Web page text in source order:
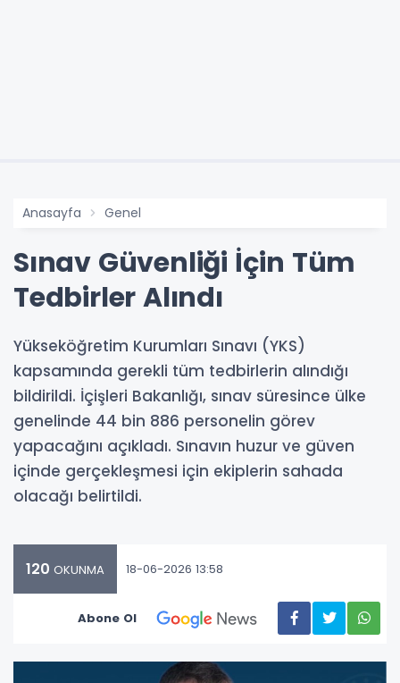
Anasayfa Genel
Sınav Güvenliği İçin Tüm
Tedbirler Alındı
Yükseköğretim Kurumları Sınavı (YKS)
kapsamında gerekli tüm tedbirlerin alındığı
bildirildi. İçişleri Bakanlığı, sınav süresince ülke
genelinde 44 bin 886 personelin görev
yapacağını açıkladı. Sınavın huzur ve güven
içinde gerçekleşmesi için ekiplerin sahada
olacağı belirtildi.
120 OKUNMA 18-06-2026 13:58
Abone Ol